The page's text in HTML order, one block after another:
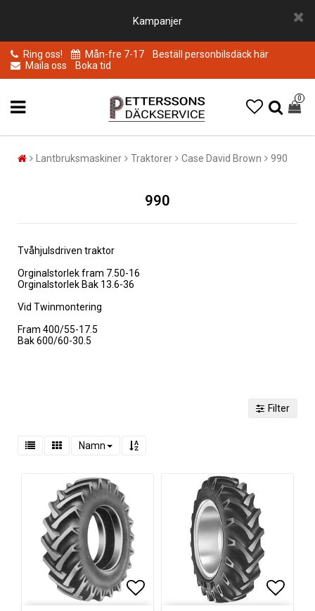
Kampanjer
Ring oss! Mån-fre 7-17
Beställ personbilsdäck här
Maila oss
Boka tid
0
Lantbruksmaskiner Traktorer Case David Brown 990
990
Tvåhjulsdriven traktor
Orginalstorlek fram 7.50-16
Orginalstorlek Bak 13.6-36
Vid Twinmontering
Fram 400/55-17.5
Bak 600/60-30.5
Filter
Namn